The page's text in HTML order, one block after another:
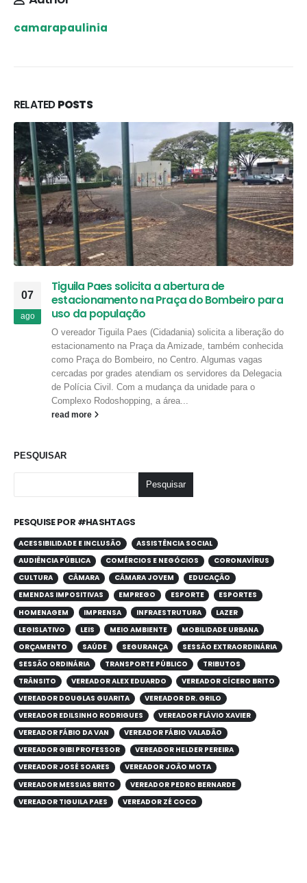
camarapaulinia
RELATEDPOSTS
07
ago
Tiguila Paes solicita a abertura de
estacionamento na Praça do Bombeiro para
uso da população
O vereador Tiguila Paes (Cidadania) solicita a liberação do
estacionamento na Praça da Amizade, também conhecida
como Praça do Bombeiro, no Centro. Algumas vagas
cercadas por grades atendiam os servidores da Delegacia
de Polícia Civil. Com a mudança da unidade para o
Complexo Rodoshopping, a área...
read more
PESQUISAR
Pesquisar
PESQUISE POR #HASHTAGS
ACESSIBILIDADE E INCLUSÃO
ASSISTÊNCIA SOCIAL
AUDIÊNCIA PÚBLICA
COMÉRCIOS E NEGÓCIOS
CORONAVÍRUS
CULTURA
CÂMARA CÂMARA JOVEM
EDUCAÇÃO
EMENDAS IMPOSITIVAS
EMPREGO ESPORTE
ESPORTES
HOMENAGEM
IMPRENSA INFRAESTRUTURA
LAZER
LEGISLATIVO
LEIS MEIO AMBIENTE
MOBILIDADE URBANA
ORÇAMENTO
SAÚDE SEGURANÇA
SESSÃO EXTRAORDINÁRIA
SESSÃO ORDINÁRIA
TRANSPORTE PÚBLICO
TRIBUTOS
TRÂNSITO
VEREADOR ALEX EDUARDO
VEREADOR CÍCERO BRITO
VEREADOR DOUGLAS GUARITA
VEREADOR DR. GRILO
VEREADOR EDILSINHO RODRIGUES
VEREADOR FLÁVIO XAVIER
VEREADOR FÁBIO DA VAN
VEREADOR FÁBIO VALADÃO
VEREADOR GIBI PROFESSOR
VEREADOR HELDER PEREIRA
VEREADOR JOSÉ SOARES
VEREADOR JOÃO MOTA
VEREADOR MESSIAS BRITO
VEREADOR PEDRO BERNARDE
VEREADOR TIGUILA PAES
VEREADOR ZÉ COCO